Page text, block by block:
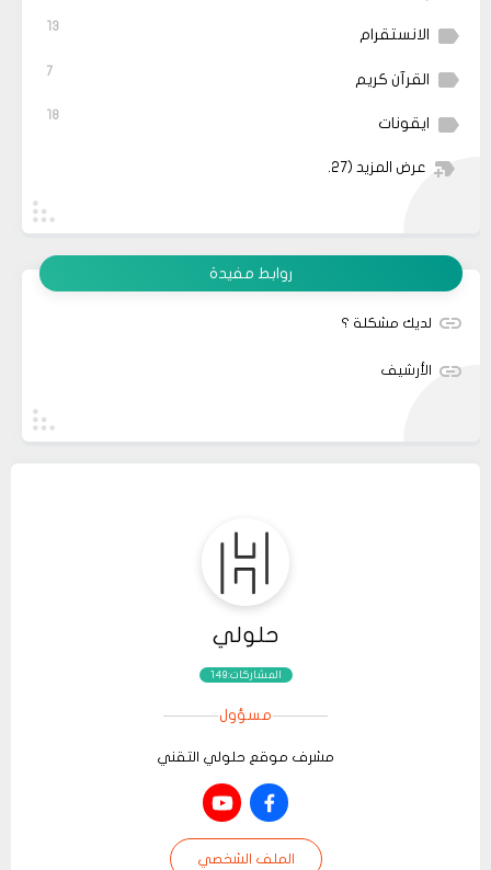
الانستقرام 13
القرآن كريم 7
ايقونات 18
عرض المزيد (27)
روابط مفيدة
لديك مشكلة ؟
الأرشيف
حلولي
المشاركات:149
مسؤول
مشرف موقع حلولي التقني
الملف الشخصي